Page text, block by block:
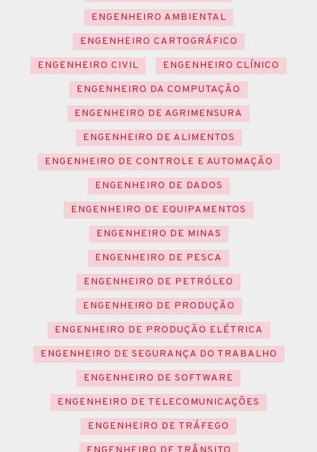
ENGENHEIRO AMBIENTAL
ENGENHEIRO CARTOGRÁFICO
ENGENHEIRO CIVIL
ENGENHEIRO CLÍNICO
ENGENHEIRO DA COMPUTAÇÃO
ENGENHEIRO DE AGRIMENSURA
ENGENHEIRO DE ALIMENTOS
ENGENHEIRO DE CONTROLE E AUTOMAÇÃO
ENGENHEIRO DE DADOS
ENGENHEIRO DE EQUIPAMENTOS
ENGENHEIRO DE MINAS
ENGENHEIRO DE PESCA
ENGENHEIRO DE PETRÓLEO
ENGENHEIRO DE PRODUÇÃO
ENGENHEIRO DE PRODUÇÃO ELÉTRICA
ENGENHEIRO DE SEGURANÇA DO TRABALHO
ENGENHEIRO DE SOFTWARE
ENGENHEIRO DE TELECOMUNICAÇÕES
ENGENHEIRO DE TRÁFEGO